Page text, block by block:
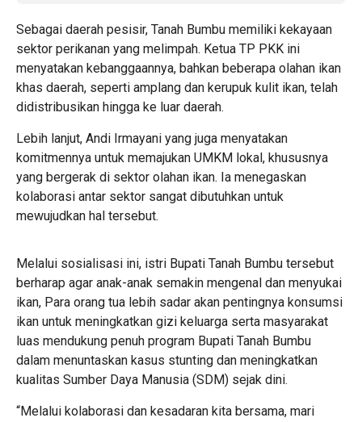
Sebagai daerah pesisir, Tanah Bumbu memiliki kekayaan
sektor perikanan yang melimpah. Ketua TP PKK ini
menyatakan kebanggaannya, bahkan beberapa olahan ikan
khas daerah, seperti amplang dan kerupuk kulit ikan, telah
didistribusikan hingga ke luar daerah.
Lebih lanjut, Andi Irmayani yang juga menyatakan
komitmennya untuk memajukan UMKM lokal, khususnya
yang bergerak di sektor olahan ikan. Ia menegaskan
kolaborasi antar sektor sangat dibutuhkan untuk
mewujudkan hal tersebut.
Melalui sosialisasi ini, istri Bupati Tanah Bumbu tersebut
berharap agar anak-anak semakin mengenal dan menyukai
ikan, Para orang tua lebih sadar akan pentingnya konsumsi
ikan untuk meningkatkan gizi keluarga serta masyarakat
luas mendukung penuh program Bupati Tanah Bumbu
dalam menuntaskan kasus stunting dan meningkatkan
kualitas Sumber Daya Manusia (SDM) sejak dini.
“Melalui kolaborasi dan kesadaran kita bersama, mari